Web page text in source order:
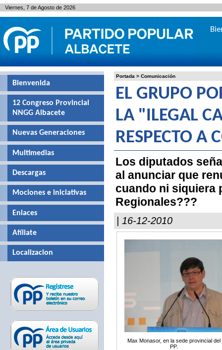
Portada > Comunicación
EL GRUPO
LA "ILEGAL
RESPECTO A
Los diputados
al anunciar que
cuando ni siquiera
Regionales???
| 16-12-2010
Max Monasor, en la sede provincial del
PP.
Bienvenida
12 Congreso Provincial
NNGG Albacete
Nuevas Generaciones
Multimedias
Descargas
Mociones e iniciativas
Enlaces
Afíliate
Localizacion
Viernes, 7 de Agosto de 2026